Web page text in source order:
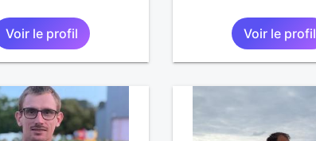
Voir le profil Voir le profil